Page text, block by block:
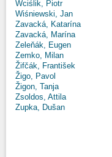
Wciślik, Piotr
Wiśniewski, Jan
Zavacká, Katarína
Zavacká, Marína
Zeleňák, Eugen
Zemko, Milan
Žifčák, František
Žigo, Pavol
Žigon, Tanja
Zsoldos, Attila
Zupka, Dušan